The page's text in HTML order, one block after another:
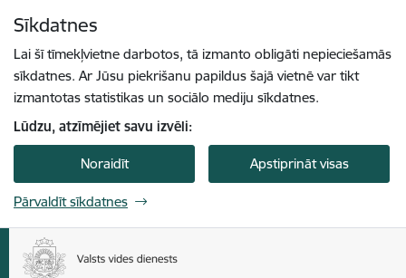
Sīkdatnes
Lai šī tīmekļvietne darbotos, tā izmanto obligāti nepieciešamās
sīkdatnes. Ar Jūsu piekrišanu papildus šajā vietnē var tikt
izmantotas statistikas un sociālo mediju sīkdatnes.
Lūdzu, atzīmējiet savu izvēli:
Noraidīt Apstiprināt visas
Pārvaldīt sīkdatnes